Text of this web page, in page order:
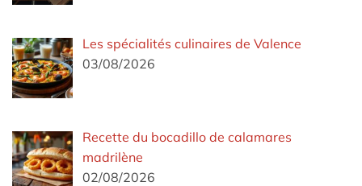
Les spécialités culinaires de Valence
03/08/2026
Recette du bocadillo de calamares
madrilène
02/08/2026